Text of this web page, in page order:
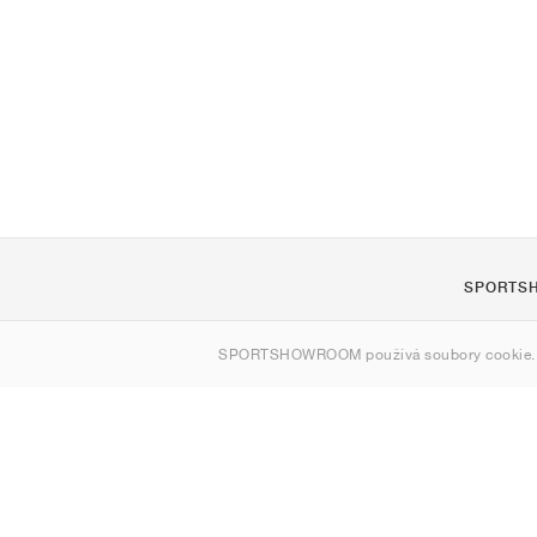
SPORTSHOWROOM používá souboryKontakt